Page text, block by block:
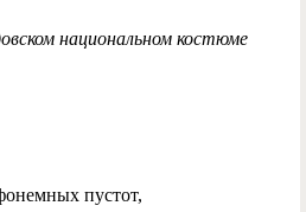
национальном костюме
пустот,